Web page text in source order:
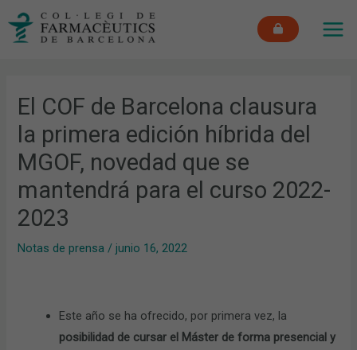
El COF de Barcelona clausura
la primera edición híbrida del
MGOF, novedad que se
mantendrá para el curso 2022-
2023
Notas de prensa /junio 16, 2022
Este año se ha ofrecido, por primera vez, la
posibilidad de cursar el Máster de forma presencial y